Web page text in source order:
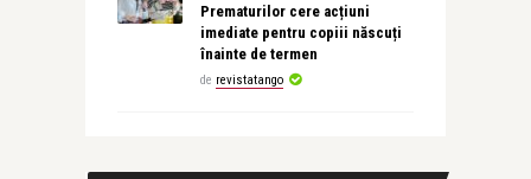
Prematurilor cere acțiuni
imediate pentru copiii născuți
înainte de termen
de revistatango